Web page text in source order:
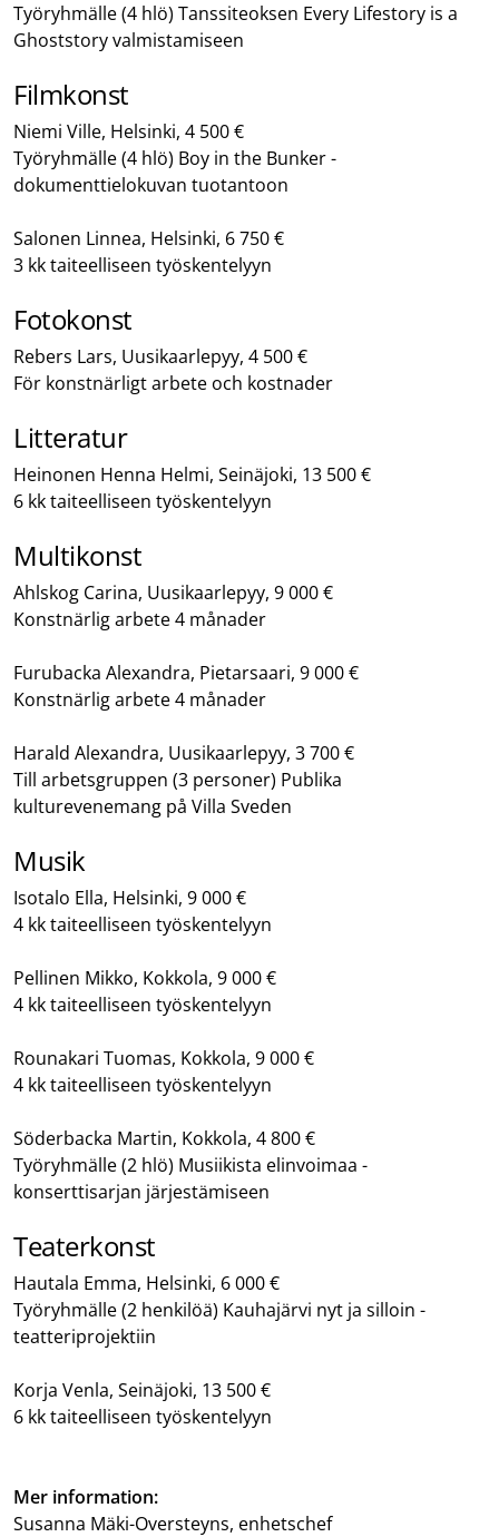
Työryhmälle (4 hlö) Tanssiteoksen Every Lifestory is a
Ghoststory valmistamiseen
Filmkonst
Niemi Ville, Helsinki, 4 500 €
Työryhmälle (4 hlö) Boy in the Bunker -
dokumenttielokuvan tuotantoon
Salonen Linnea, Helsinki, 6 750 €
3 kk taiteelliseen työskentelyyn
Fotokonst
Rebers Lars, Uusikaarlepyy, 4 500 €
För konstnärligt arbete och kostnader
Litteratur
Heinonen Henna Helmi, Seinäjoki, 13 500 €
6 kk taiteelliseen työskentelyyn
Multikonst
Ahlskog Carina, Uusikaarlepyy, 9 000 €
Konstnärlig arbete 4 månader
Furubacka Alexandra, Pietarsaari, 9 000 €
Konstnärlig arbete 4 månader
Harald Alexandra, Uusikaarlepyy, 3 700 €
Till arbetsgruppen (3 personer) Publika
kulturevenemang på Villa Sveden
Musik
Isotalo Ella, Helsinki, 9 000 €
4 kk taiteelliseen työskentelyyn
Pellinen Mikko, Kokkola, 9 000 €
4 kk taiteelliseen työskentelyyn
Rounakari Tuomas, Kokkola, 9 000 €
4 kk taiteelliseen työskentelyyn
Söderbacka Martin, Kokkola, 4 800 €
Työryhmälle (2 hlö) Musiikista elinvoimaa -
konserttisarjan järjestämiseen
Teaterkonst
Hautala Emma, Helsinki, 6 000 €
Työryhmälle (2 henkilöä) Kauhajärvi nyt ja silloin -
teatteriprojektiin
Korja Venla, Seinäjoki, 13 500 €
6 kk taiteelliseen työskentelyyn
Mer information:
Susanna Mäki-Oversteyns, enhetschef